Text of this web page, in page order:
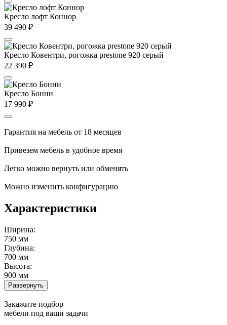
Кресло лофт Коннор
39 490 ₽
Кресло Ковентри, рогожка prestone 920 серый
22 390 ₽
Кресло Бонни
17 990 ₽
Гарантия на мебель от 18 месяцев
Привезем мебель в удобное время
Легко можно вернуть или обменять
Можно изменить конфигурацию
Характеристики
Ширина:
750 мм
Глубина:
700 мм
Высота:
900 мм
Развернуть
Закажите подбор
мебели под ваши задачи